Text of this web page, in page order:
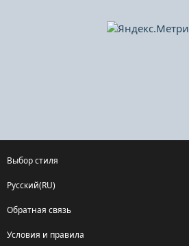
Выбор стиля
Русский(RU)
Обратная связь
Условия и правила